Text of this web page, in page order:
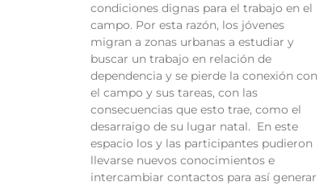
condiciones dignas para el trabajo en el
campo. Por esta razón, los jóvenes
migran a zonas urbanas a estudiar y
buscar un trabajo en relación de
dependencia y se pierde la conexión con
el campo y sus tareas, con las
consecuencias que esto trae, como el
desarraigo de su lugar natal. En este
espacio los y las participantes pudieron
llevarse nuevos conocimientos e
intercambiar contactos para así generar